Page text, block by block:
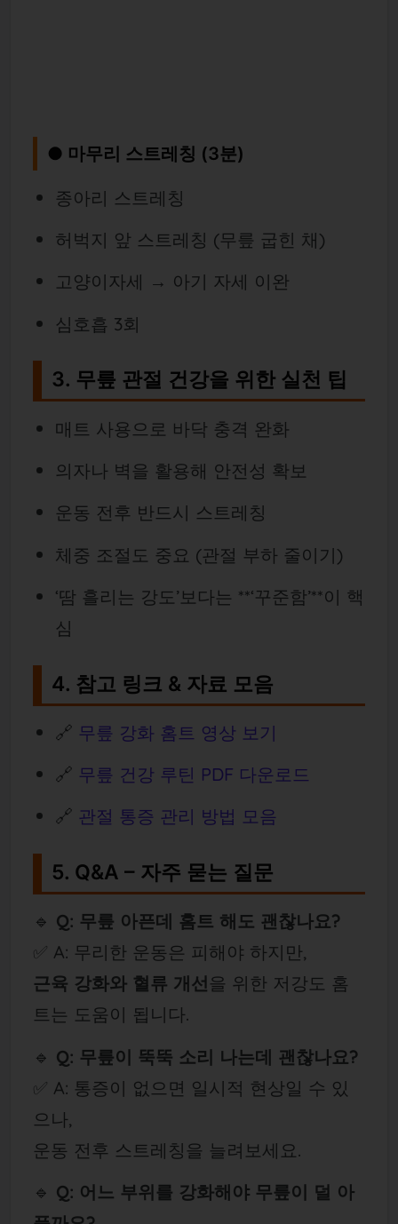
● 마무리 스트레칭 (3분)
종아리 스트레칭
허벅지 앞 스트레칭 (무릎 굽힌 채)
고양이자세 → 아기 자세 이완
심호흡 3회
3. 무릎 관절 건강을 위한 실천 팁
매트 사용으로 바닥 충격 완화
의자나 벽을 활용해 안전성 확보
운동 전후 반드시 스트레칭
체중 조절도 중요 (관절 부하 줄이기)
‘땀 흘리는 강도’보다는 **‘꾸준함’**이 핵
심
4. 참고 링크 & 자료 모음
🔗 무릎 강화 홈트 영상 보기
🔗 무릎 건강 루틴 PDF 다운로드
🔗 관절 통증 관리 방법 모음
5. Q&A – 자주 묻는 질문
🔹 Q: 무릎 아픈데 홈트 해도 괜찮나요?
✅ A: 무리한 운동은 피해야 하지만,
근육 강화와 혈류 개선을 위한 저강도 홈
트는 도움이 됩니다.
🔹 Q: 무릎이 뚝뚝 소리 나는데 괜찮나요?
✅ A: 통증이 없으면 일시적 현상일 수 있
으나,
운동 전후 스트레칭을 늘려보세요.
🔹 Q: 어느 부위를 강화해야 무릎이 덜 아